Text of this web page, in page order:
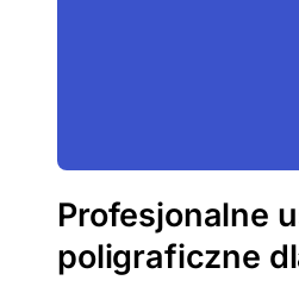
Profesjonalne
poligraficzne